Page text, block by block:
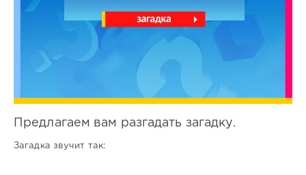
Предлагаем вам разгадать загадку.
Загадка звучит так: